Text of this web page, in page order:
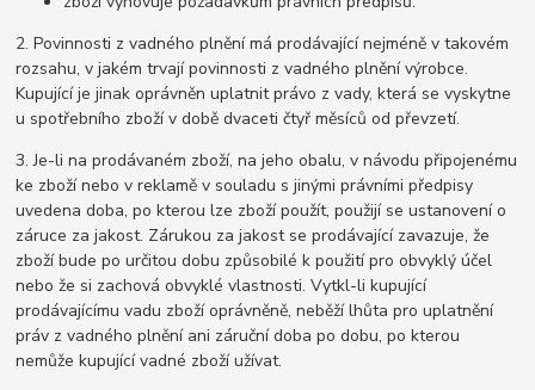
2. Povinnosti z vadného plnění má prodávající nejméně v takovém
rozsahu, v jakém trvají povinnosti z vadného plnění výrobce.
Kupující je jinak oprávněn uplatnit právo z vady, která se vyskytne
u spotřebního zboží v době dvaceti čtyř měsíců od převzetí.
3. Je-li na prodávaném zboží, na jeho obalu, v návodu připojenému
ke zboží nebo v reklamě v souladu s jinými právními předpisy
uvedena doba, po kterou lze zboží použít, použijí se ustanovení o
záruce za jakost. Zárukou za jakost se prodávající zavazuje, že
zboží bude po určitou dobu způsobilé k použití pro obvyklý účel
nebo že si zachová obvyklé vlastnosti. Vytkl-li kupující
prodávajícímu vadu zboží oprávněně, neběží lhůta pro uplatnění
práv z vadného plnění ani záruční doba po dobu, po kterou
nemůže kupující vadné zboží užívat.